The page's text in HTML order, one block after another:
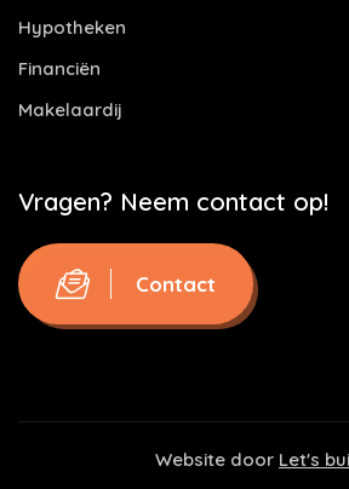
Hypotheken
Financiën
Makelaardij
Vragen? Neem contact op!
Contact
Website door Let's